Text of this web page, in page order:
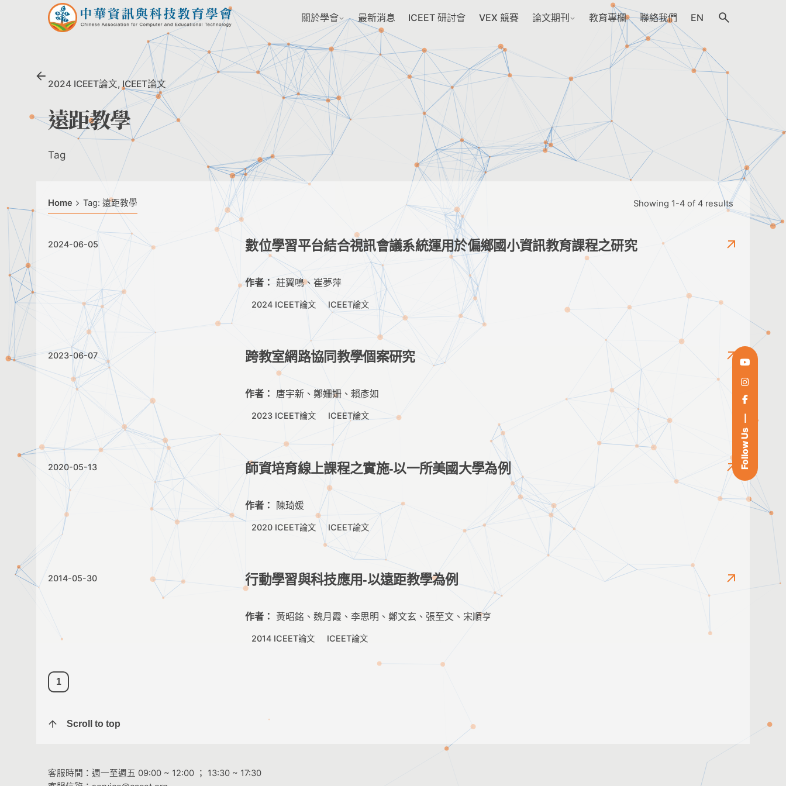
Follow Us
關於學會 最新消息 ICEET 研討會 VEX 競賽 論文期刊 教育專欄 聯絡我們 EN
2024 ICEET論文 ICEET論文
遠距教學
Tag
Home Tag: 遠距教學 Showing 1-4 of 4 results
2024-06-05 數位學習平台結合視訊會議系統運用於偏鄉國小資訊教育課程之研究
作者： 莊翼鳴、崔夢萍
2024 ICEET論文 ICEET論文
2023-06-07 跨教室網路協同教學個案研究
作者： 唐宇新、鄭姍姍、賴彥如
2023 ICEET論文 ICEET論文
2020-05-13 師資培育線上課程之實施-以一所美國大學為例
作者： 陳琦媛
2020 ICEET論文 ICEET論文
2014-05-30 行動學習與科技應用-以遠距教學為例
作者： 黃昭銘、魏月霞、李思明、鄭文玄、張至文、宋順亨
2014 ICEET論文 ICEET論文
1
Scroll to top
客服時間：週一至週五 09:00 ~ 12:00 ； 13:30 ~ 17:30